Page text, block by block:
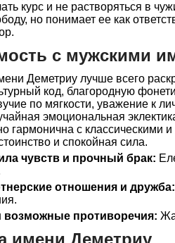
курс и не растворяться в
но понимает ее как
с мужскими
Деметриу лучше всего
код, благородную
по мягкости, уважение к
эмоциональная
гармонична с классическими
и спокойная сила.
чувств и прочный брак:
отношения и дружба:
противоречия:
имени Деметриу